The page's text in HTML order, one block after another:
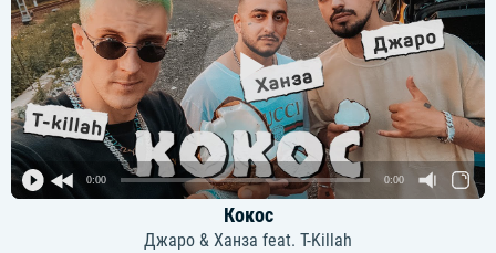
0:00 0:00
Кокос
Джаро & Ханза feat. T-Killah